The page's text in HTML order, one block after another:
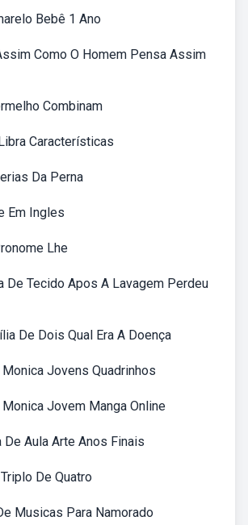
Bebê 1 Ano
Como O Homem Pensa Assim
Combinam
Características
Da Perna
Em Ingles
Lhe
De Tecido Apos A Lavagem Perdeu
De Dois Qual Era A Doença
Monica Jovens Quadrinhos
Monica Jovem Manga Online
De Aula Arte Anos Finais
De Quatro
Musicas Para Namorado